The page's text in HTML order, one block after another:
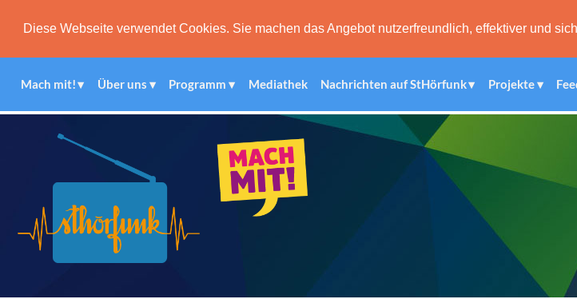
Diese Webseite verwendet Cookies. Sie machen das Angebot nutzerfreundlich, effektiver und
Mach mit! Über uns Programm Mediathek Nachrichten auf StHörfunk Projekte